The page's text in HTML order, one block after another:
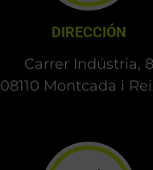
DIRECCIÓN
Carrer Indústria, 8
08110 Montcada i